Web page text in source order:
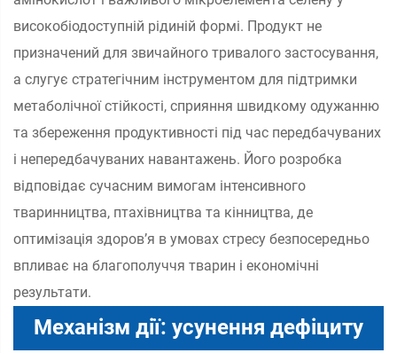
високобіодоступній рідиній формі. Продукт не
призначений для звичайного тривалого застосування,
а слугує стратегічним інструментом для підтримки
метаболічної стійкості, сприяння швидкому одужанню
та збереження продуктивності під час передбачуваних
і непередбачуваних навантажень. Його розробка
відповідає сучасним вимогам інтенсивного
тваринництва, птахівництва та кінництва, де
оптимізація здоров’я в умовах стресу безпосередньо
впливає на благополуччя тварин і економічні
результати.
Механізм дії: усунення дефіциту